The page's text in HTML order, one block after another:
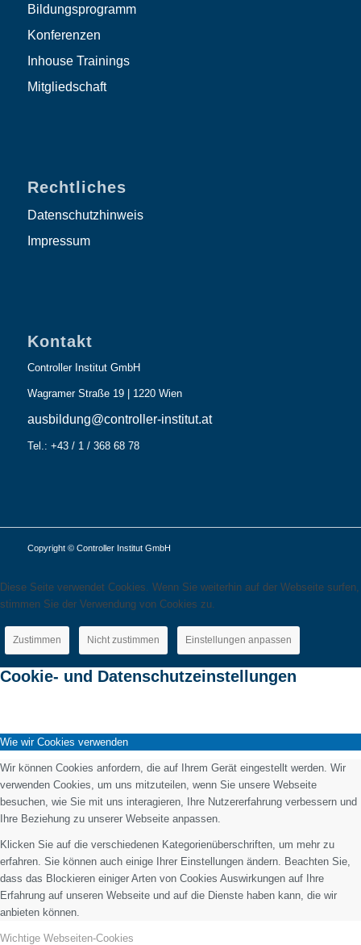
Bildungsprogramm
Konferenzen
Inhouse Trainings
Mitgliedschaft
Rechtliches
Datenschutzhinweis
Impressum
Kontakt
Controller Institut GmbH
Wagramer Straße 19 | 1220 Wien
ausbildung@controller-institut.at
Tel.: +43 / 1 / 368 68 78
Copyright © Controller Institut GmbH
Diese Seite verwendet Cookies. Wenn Sie weiterhin auf der Webseite surfen,
stimmen Sie der Verwendung von Cookies zu.
Zustimmen Nicht zustimmen Einstellungen anpassen
Cookie- und Datenschutzeinstellungen
Wie wir Cookies verwenden
Wir können Cookies anfordern, die auf Ihrem Gerät eingestellt werden. Wir
verwenden Cookies, um uns mitzuteilen, wenn Sie unsere Webseite
besuchen, wie Sie mit uns interagieren, Ihre Nutzererfahrung verbessern und
Ihre Beziehung zu unserer Webseite anpassen.
Klicken Sie auf die verschiedenen Kategorienüberschriften, um mehr zu
erfahren. Sie können auch einige Ihrer Einstellungen ändern. Beachten Sie,
dass das Blockieren einiger Arten von Cookies Auswirkungen auf Ihre
Erfahrung auf unseren Webseite und auf die Dienste haben kann, die wir
anbieten können.
Wichtige Webseiten-Cookies